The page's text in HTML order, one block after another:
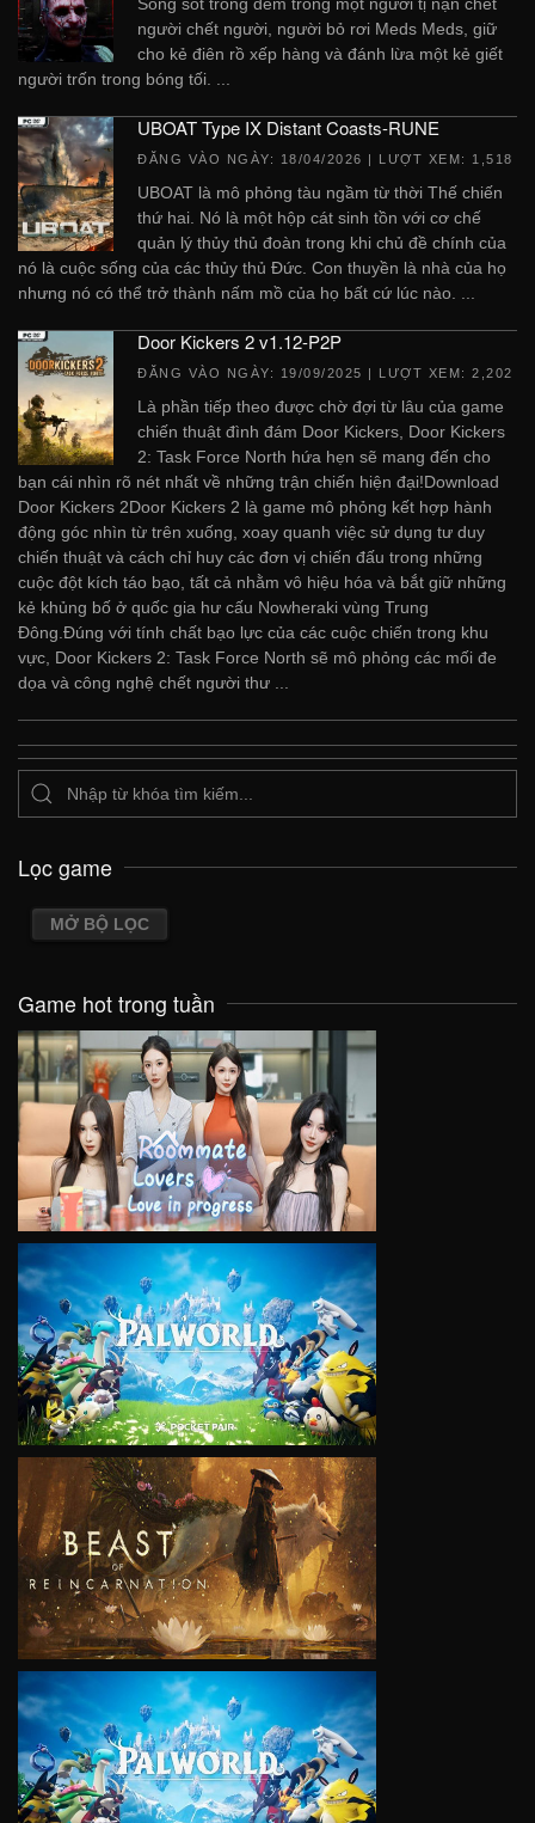
người chết người, người bỏ rơi Meds Meds, giữ
cho kẻ điên rồ xếp hàng và đánh lừa một kẻ giết
người trốn trong bóng tối. ...
UBOAT Type IX Distant Coasts-RUNE
ĐĂNG VÀO NGÀY: 18/04/2026 | LƯỢT XEM: 1,518
UBOAT là mô phỏng tàu ngầm từ thời Thế chiến
thứ hai. Nó là một hộp cát sinh tồn với cơ chế
quản lý thủy thủ đoàn trong khi chủ đề chính của
nó là cuộc sống của các thủy thủ Đức. Con thuyền là nhà của họ
nhưng nó có thể trở thành nấm mồ của họ bất cứ lúc nào. ...
Door Kickers 2 v1.12-P2P
ĐĂNG VÀO NGÀY: 19/09/2025 | LƯỢT XEM: 2,202
Là phần tiếp theo được chờ đợi từ lâu của game
chiến thuật đình đám Door Kickers, Door Kickers
2: Task Force North hứa hẹn sẽ mang đến cho
bạn cái nhìn rõ nét nhất về những trận chiến hiện đại!Download
Door Kickers 2Door Kickers 2 là game mô phỏng kết hợp hành
động góc nhìn từ trên xuống, xoay quanh việc sử dụng tư duy
chiến thuật và cách chỉ huy các đơn vị chiến đấu trong những
cuộc đột kích táo bạo, tất cả nhằm vô hiệu hóa và bắt giữ những
kẻ khủng bố ở quốc gia hư cấu Nowheraki vùng Trung
Đông.Đúng với tính chất bạo lực của các cuộc chiến trong khu
vực, Door Kickers 2: Task Force North sẽ mô phỏng các mối đe
dọa và công nghệ chết người thư ...
Lọc game
MỞ BỘ LỌC
Game hot trong tuần
VIEW
VIEW
VIEW
VIEW